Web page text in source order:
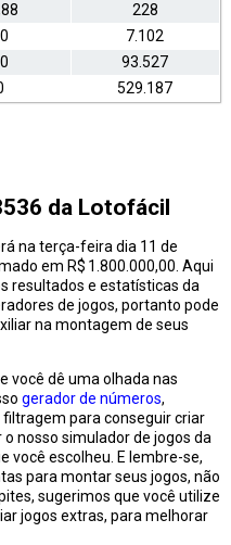
228
7.102
93.527
529.187
da Lotofácil
na terça-feira dia 11 de
em R$ 1.800.000,00. Aqui
resultados e estatísticas da
de jogos, portanto pode
na montagem de seus
você dê uma olhada nas
gerador de números,
para conseguir criar
nosso simulador de jogos da
você escolheu. E lembre-se,
para montar seus jogos, não
sugerimos que você utilize
jogos extras, para melhorar